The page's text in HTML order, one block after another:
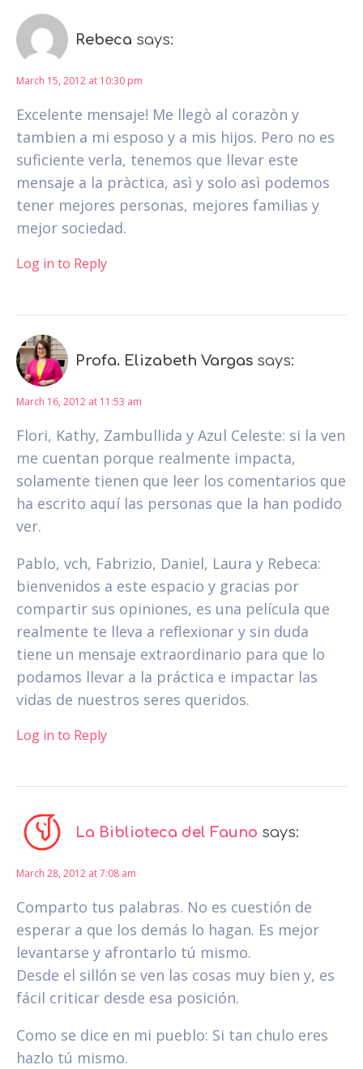
Rebeca says:
March 15, 2012 at 10:30 pm
Excelente mensaje! Me llegò al corazòn y
tambien a mi esposo y a mis hijos. Pero no es
suficiente verla, tenemos que llevar este
mensaje a la pràctica, asì y solo asì podemos
tener mejores personas, mejores familias y
mejor sociedad.
Log in to Reply
Profa. Elizabeth Vargas says:
March 16, 2012 at 11:53 am
Flori, Kathy, Zambullida y Azul Celeste: si la ven
me cuentan porque realmente impacta,
solamente tienen que leer los comentarios que
ha escrito aquí las personas que la han podido
ver.
Pablo, vch, Fabrizio, Daniel, Laura y Rebeca:
bienvenidos a este espacio y gracias por
compartir sus opiniones, es una película que
realmente te lleva a reflexionar y sin duda
tiene un mensaje extraordinario para que lo
podamos llevar a la práctica e impactar las
vidas de nuestros seres queridos.
Log in to Reply
La Biblioteca del Fauno says:
March 28, 2012 at 7:08 am
Comparto tus palabras. No es cuestión de
esperar a que los demás lo hagan. Es mejor
levantarse y afrontarlo tú mismo.
Desde el sillón se ven las cosas muy bien y, es
fácil criticar desde esa posición.
Como se dice en mi pueblo: Si tan chulo eres
hazlo tú mismo.